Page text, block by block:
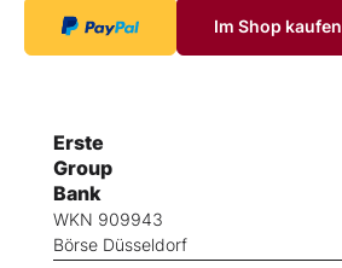
Im Shop kaufen
Erste
Group
Bank
WKN 909943
Börse Düsseldorf